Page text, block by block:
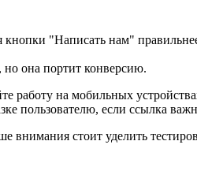
кнопки "Написать нам"
но она портит конверсию.
работу на мобильных
пользователю, если ссылка
внимания стоит уделить